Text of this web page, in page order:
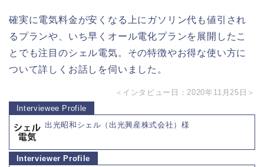
確実に電気料金が安くなる上にガソリン代も値引され
るプランや、いち早くオール電化プランを展開したこ
とでも注目のシェル電気。その特徴やお得な使い方に
ついて詳しくお話しを伺いました。
＜インタビュー日：2020年11月25日＞
出光昭和シェル（出光興産株式会社）様